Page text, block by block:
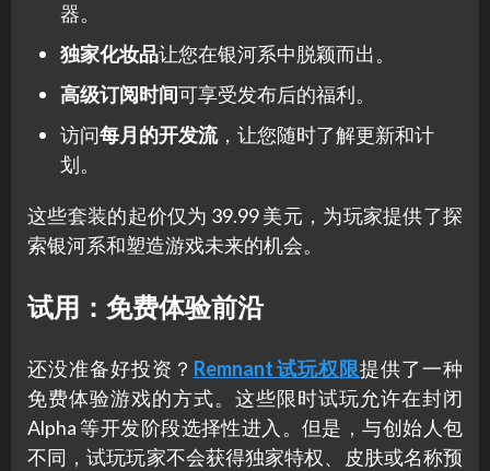
器。
独家化妆品让您在银河系中脱颖而出。
高级订阅时间可享受发布后的福利。
访问每月的开发流，让您随时了解更新和计
划。
这些套装的起价仅为 39.99 美元，为玩家提供了探
索银河系和塑造游戏未来的机会。
试用：免费体验前沿
还没准备好投资？ Remnant 试玩权限提供了一种
免费体验游戏的方式。这些限时试玩允许在封闭
Alpha 等开发阶段选择性进入。但是，与创始人包
不同，试玩玩家不会获得独家特权、皮肤或名称预